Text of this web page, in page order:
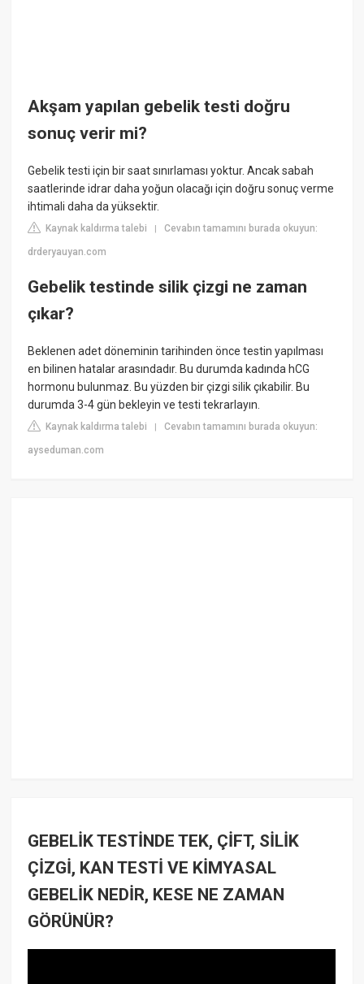
Akşam yapılan gebelik testi doğru
sonuç verir mi?
Gebelik testi için bir saat sınırlaması yoktur. Ancak sabah
saatlerinde idrar daha yoğun olacağı için doğru sonuç verme
ihtimali daha da yüksektir.
Kaynak kaldırma talebi |Cevabın tamamını burada okuyun:
drderyauyan.com
Gebelik testinde silik çizgi ne zaman
çıkar?
Beklenen adet döneminin tarihinden önce testin yapılması
en bilinen hatalar arasındadır. Bu durumda kadında hCG
hormonu bulunmaz. Bu yüzden bir çizgi silik çıkabilir. Bu
durumda 3-4 gün bekleyin ve testi tekrarlayın.
Kaynak kaldırma talebi |Cevabın tamamını burada okuyun:
ayseduman.com
GEBELİK TESTİNDE TEK, ÇİFT, SİLİK
ÇİZGİ, KAN TESTİ VE KİMYASAL
GEBELİK NEDİR, KESE NE ZAMAN
GÖRÜNÜR?